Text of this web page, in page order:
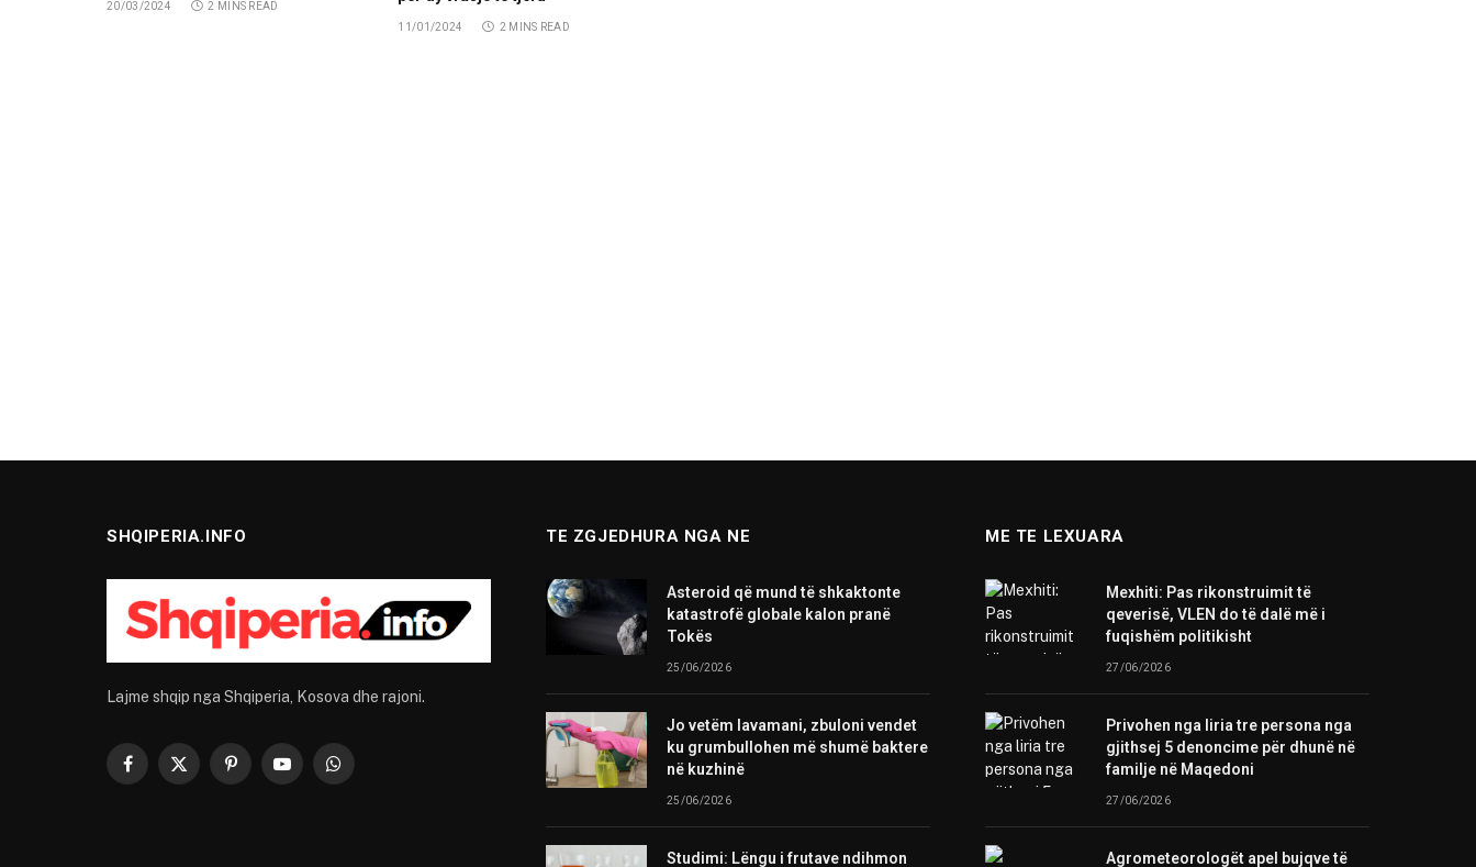
20/03/2024 2 MINS READ
11/01/2024 2 MINS READ
SHQIPERIA.INFO
Lajme shqip nga Shqiperia, Kosova dhe rajoni.
Facebook
X
PinterestYouTubeWhatsApp
TE ZGJEDHURA NGA NE
Asteroid që mund të shkaktonte
katastrofë globale kalon pranë
Tokës
25/06/2026
Jo vetëm lavamani, zbuloni vendet
ku grumbullohen më shumë baktere
në kuzhinë
25/06/2026
Studimi: Lëngu i frutave ndihmon
ME TE LEXUARA
Mexhiti: Pas rikonstruimit të
qeverisë, VLEN do të dalë më i
fuqishëm politikisht
27/06/2026
Privohen nga liria tre persona nga
gjithsej 5 denoncime për dhunë në
familje në Maqedoni
27/06/2026
Agrometeorologët apel bujqve të